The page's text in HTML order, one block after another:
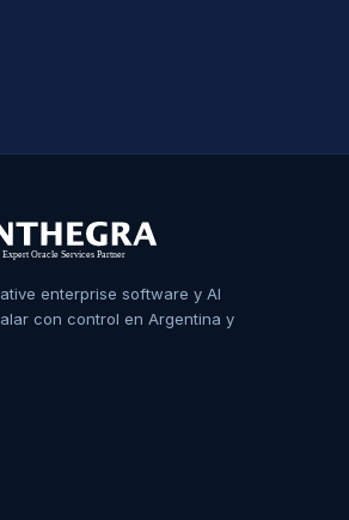
enterprise software y AI
con control en Argentina y